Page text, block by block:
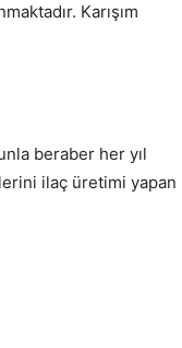
Karışım
beraber her yıl
ilaç üretimi yapan